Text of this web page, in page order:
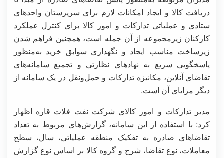
دریافت کالا و ایجاد امکانات لازم برای سرپرستان واحدهای
ستادی و عملیاتی تدارکات و امور کالا برای کنترل عملکرد
کارکنان زیرمجموعه از آن جمله است، همچنین فراهم شدن
زیرساخت مناسب ایجاد و نگهداری سوابق خرید به‌منظور
پاسخگویی سریع به نهادهای نظارتی و تجمیع سامانه‌های
تقاضای آنلاین، مکانیزه تدارکات و حمل‌ونقل در یک سامانه از
دیگر مزایای آن است.
مدیر تدارکات و امور کالای شرکت نفت فلات قاره اظهار
کرد: با استفاده از این سامانه، گزارش‌های مربوط به تعداد
تقاضاهای صادره به تفکیک منطقه عملیاتی، سال، سطح
معاملات، نوع تقاضا، شرح و گروه کالا بر اساس نوع گزارش